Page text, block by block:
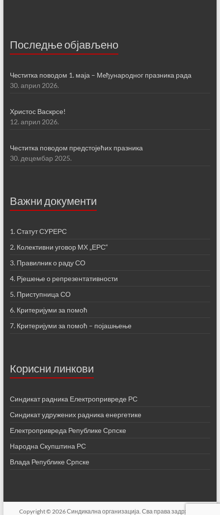
Последње објављено
Чeститка поводом 1. маја – Мeђународног празника рада
30. април 2026.
Христос Васкрсе!
12. април 2026.
Честитка поводом предстојећих празника
30. децембар 2025.
Важни документи
1. Статут СУРЕРС
2. Колективни уговор МХ „ЕРС“
3. Правилник о раду СО
4. Рјешење о репрезентативности
5. Приступница СО
6. Критеријуми за помоћ
7. Критеријуми за помоћ – појашњење
Корисни линкови
Синдикат радника Електропривреде РС
Синдикат удружених радника енергетике
Електропривреда Републике Српске
Народна Скупштина РС
Влада Републике Српске
Copyright © 2026 Синдикална организација. Сва права задржана.